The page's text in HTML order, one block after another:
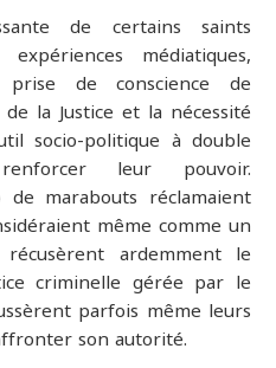
de certains saints
médiatiques,
de conscience de
la Justice et la nécessité
socio-politique à double
leur pouvoir.
de marabouts réclamaient
même comme un
ardemment le
criminelle gérée par le
parfois même leurs
son autorité.